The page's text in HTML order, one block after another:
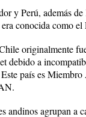
y Perú, además
conocida como
originalmente
debido a
país es Miembro
andinos agrupan a